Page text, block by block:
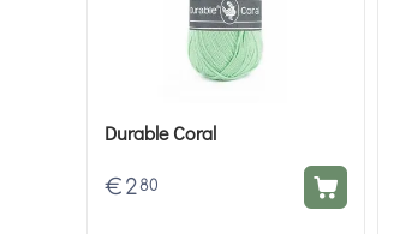
Durable Coral
€ 2 80